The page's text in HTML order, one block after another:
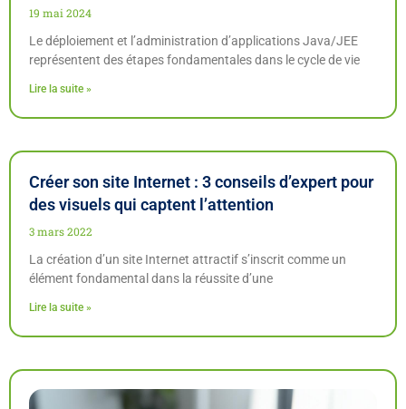
19 mai 2024
Le déploiement et l’administration d’applications Java/JEE
représentent des étapes fondamentales dans le cycle de vie
Lire la suite »
Créer son site Internet : 3 conseils d’expert pour
des visuels qui captent l’attention
3 mars 2022
La création d’un site Internet attractif s’inscrit comme un
élément fondamental dans la réussite d’une
Lire la suite »